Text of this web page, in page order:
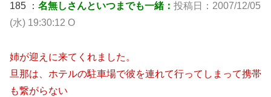
185 ： 名無しさんといつまでも一緒： 投稿日：2007/12/05
(水) 19:30:12 O
姉が迎えに来てくれました。
旦那は、ホテルの駐車場で彼を連れて行ってしまって携帯
も繋がらない